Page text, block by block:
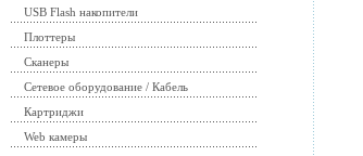
USB Flash накопители
Плоттеры
Сканеры
Сетевое оборудование / Кабель
Картриджи
Web камеры